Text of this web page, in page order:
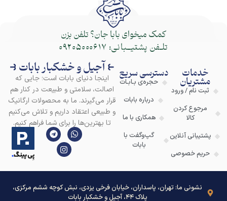
کمک میخوای بابا جان؟ تلفن بزن
تلـفن پشتیــبانی: 09205000617
خدمات
مشتریان
ثبت نام / ورود
مرجوع کردن
کالا
پشتیبانی آنلاین
حریم خصوصی
⥼ آجیل و خشکبار بابات ⥽
اینجا دنیای بابات است؛ جایی که
اصالت، سلامتی و طبیعت در کنار هم
قرار می‌گیرند. ما به محصولات ارگانیک
و طبیعی اعتقاد داریم و تلاش می‌کنیم
تا بهترین‌ها را برای شما فراهم کنیم.
دسترسی سریع
حجره‌ی بـابـات
درباره بابات
همکاری با ما
گپ‌وگفت با
بابات
نشونی ما: تهران، پاسداران، خیابان فرخی یزدی، نبش کوچه ششم مرکزی،
پلاک ۴۴، آجیل و خشکبار بابات